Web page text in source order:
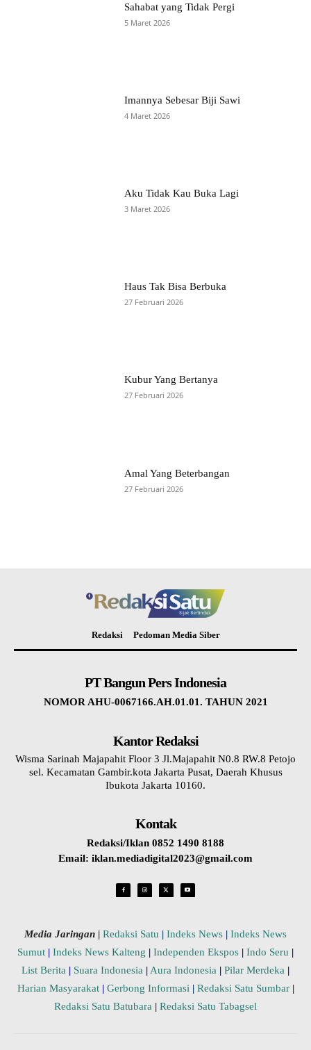
Sahabat yang Tidak Pergi
5 Maret 2026
Imannya Sebesar Biji Sawi
4 Maret 2026
Aku Tidak Kau Buka Lagi
3 Maret 2026
Haus Tak Bisa Berbuka
27 Februari 2026
Kubur Yang Bertanya
27 Februari 2026
Amal Yang Beterbangan
27 Februari 2026
Redaksi Pedoman Media Siber
PT Bangun Pers Indonesia
NOMOR AHU-0067166.AH.01.01. TAHUN 2021
Kantor Redaksi
Wisma Sarinah Majapahit Floor 3 Jl.Majapahit N0.8 RW.8 Petojo
sel. Kecamatan Gambir.kota Jakarta Pusat, Daerah Khusus
Ibukota Jakarta 10160.
Kontak
Redaksi/Iklan 0852 1490 8188
Email: iklan.mediadigital2023@gmail.com
Media Jaringan | Redaksi Satu | Indeks News | Indeks News
Sumut | Indeks News Kalteng | Independen Ekspos | Indo Seru |
List Berita | Suara Indonesia |Aura Indonesia | Pilar Merdeka |
Harian Masyarakat | Gerbong Informasi | Redaksi Satu Sumbar |
Redaksi Satu Batubara | Redaksi Satu Tabagsel